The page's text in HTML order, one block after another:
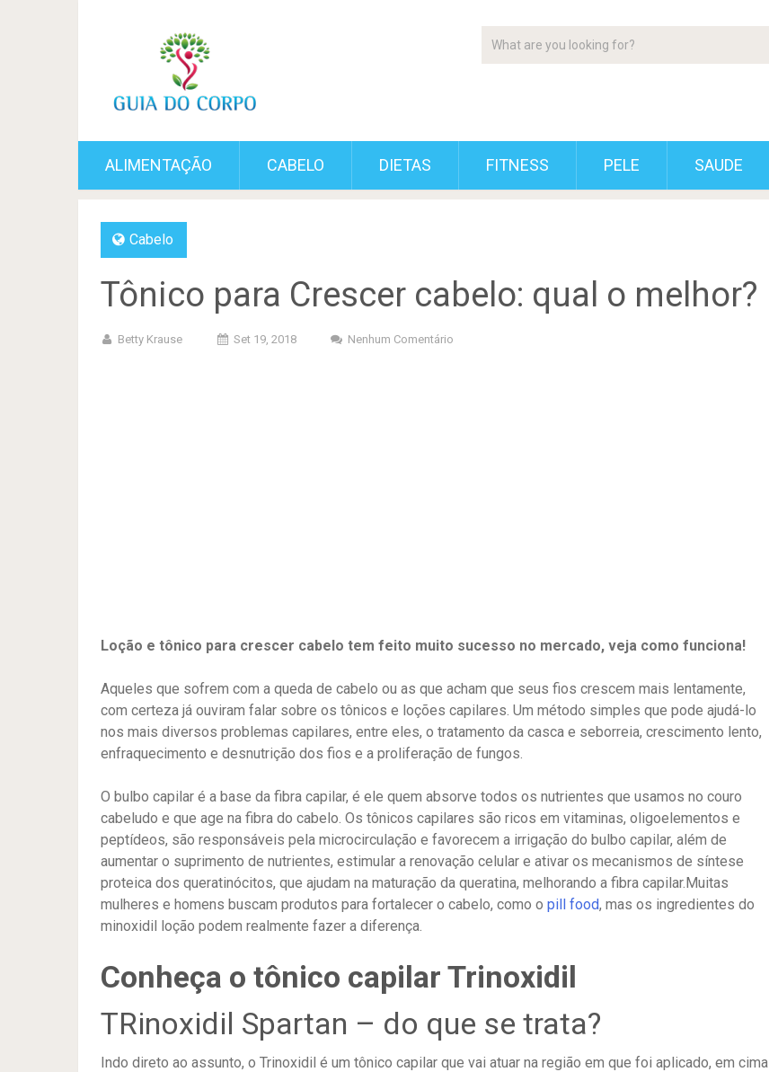
ALIMENTAÇÃO CABELO DIETAS FITNESS PELE SAUDE
Cabelo
Tônico para Crescer cabelo: qual o melhor?
Betty Krause Set 19, 2018 Nenhum Comentário
Loção e tônico para crescer cabelo tem feito muito sucesso no mercado, veja como funciona!
Aqueles que sofrem com a queda de cabelo ou as que acham que seus fios crescem mais lentamente,
com certeza já ouviram falar sobre os tônicos e loções capilares. Um método simples que pode ajudá-lo
nos mais diversos problemas capilares, entre eles, o tratamento da casca e seborreia, crescimento lento,
enfraquecimento e desnutrição dos fios e a proliferação de fungos.
O bulbo capilar é a base da fibra capilar, é ele quem absorve todos os nutrientes que usamos no couro
cabeludo e que age na fibra do cabelo. Os tônicos capilares são ricos em vitaminas, oligoelementos e
peptídeos, são responsáveis pela microcirculação e favorecem a irrigação do bulbo capilar, além de
aumentar o suprimento de nutrientes, estimular a renovação celular e ativar os mecanismos de síntese
proteica dos queratinócitos, que ajudam na maturação da queratina, melhorando a fibra capilar.Muitas
mulheres e homens buscam produtos para fortalecer o cabelo, como o pill food, mas os ingredientes do
minoxidil loção podem realmente fazer a diferença.
Conheça o tônico capilar Trinoxidil
TRinoxidil Spartan – do que se trata?
Indo direto ao assunto, o Trinoxidil é um tônico capilar que vai atuar na região em que foi aplicado, em cima